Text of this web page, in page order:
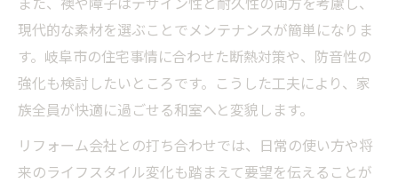
現代的な素材を選ぶことでメンテナンスが簡単になりま
す。岐阜市の住宅事情に合わせた断熱対策や、防音性の
強化も検討したいところです。こうした工夫により、家
族全員が快適に過ごせる和室へと変貌します。
リフォーム会社との打ち合わせでは、日常の使い方や将
来のライフスタイル変化も踏まえて要望を伝えることが